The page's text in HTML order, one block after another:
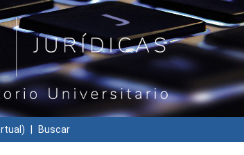
Buscar